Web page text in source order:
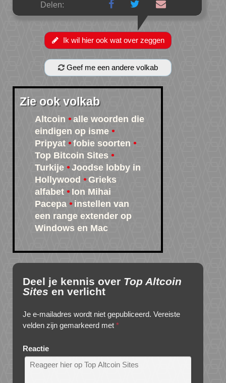
Delen:
Ik wil hier ook wat over zeggen
Geef me een andere volkab
Zie ook volkab
Altcoin
alle woorden die
eindigen op isme
Pripyat
fobie soorten
Top Bitcoin Sites
Turkije
Joodse lobby in
Hollywood
Grieks
alfabet
Ion Mihai
Pacepa
instellen van
een range extender op
Windows en Mac
Deel je kennis over Top Altcoin
Sites en verlicht
Je e-mailadres wordt niet gepubliceerd. Vereiste
velden zijn gemarkeerd met *
Reactie